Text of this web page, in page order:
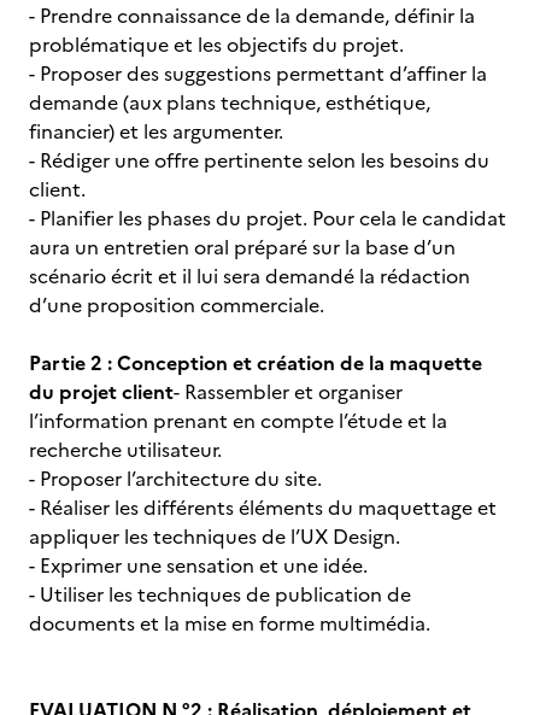
- Prendre connaissance de la demande, définir la
problématique et les objectifs du projet.
- Proposer des suggestions permettant d’affiner la
demande (aux plans technique, esthétique,
financier) et les argumenter.
- Rédiger une offre pertinente selon les besoins du
client.
- Planifier les phases du projet. Pour cela le candidat
aura un entretien oral préparé sur la base d’un
scénario écrit et il lui sera demandé la rédaction
d’une proposition commerciale.
Partie 2 : Conception et création de la maquette
du projet client- Rassembler et organiser
l’information prenant en compte l’étude et la
recherche utilisateur.
- Proposer l’architecture du site.
- Réaliser les différents éléments du maquettage et
appliquer les techniques de l’UX Design.
- Exprimer une sensation et une idée.
- Utiliser les techniques de publication de
documents et la mise en forme multimédia.